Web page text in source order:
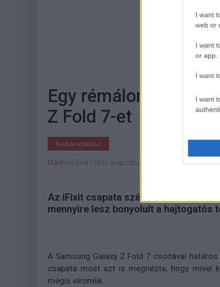
I want
web or
I want
or app.
I want
I want
Egy rémálom lesz
Z Fold 7-et
Kedvencekhez
Mártha Dávid 2025 augusztus 6. 09:10
Az iFixit csapata szétszedte a
mennyire lesz bonyolult a hajtogatós
A Samsung Galaxy Z Fold 7 csodával
csapata most azt is megnézte, hogy mivel
mégis elromlik.